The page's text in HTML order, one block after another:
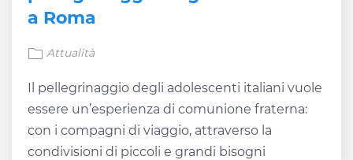
a Roma
Attualità
Il pellegrinaggio degli adolescenti italiani vuole
essere un’esperienza di comunione fraterna:
con i compagni di viaggio, attraverso la
condivisioni di piccoli e grandi bisogni